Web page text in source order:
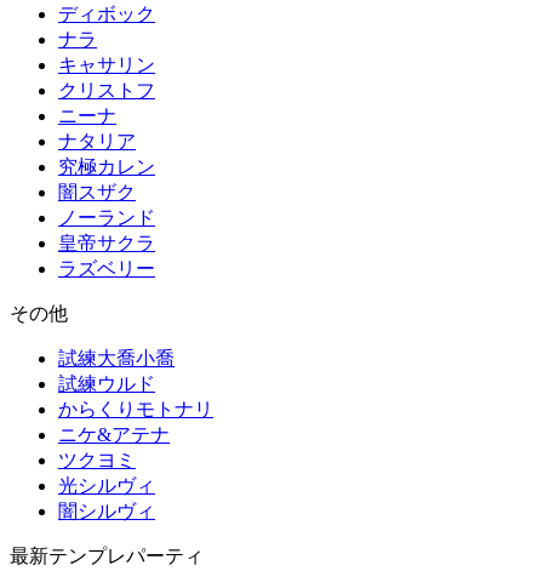
ディボック
ナラ
キャサリン
クリストフ
ニーナ
ナタリア
究極カレン
闇スザク
ノーランド
皇帝サクラ
ラズベリー
その他
試練大喬小喬
試練ウルド
からくりモトナリ
ニケ&アテナ
ツクヨミ
光シルヴィ
闇シルヴィ
最新テンプレパーティ